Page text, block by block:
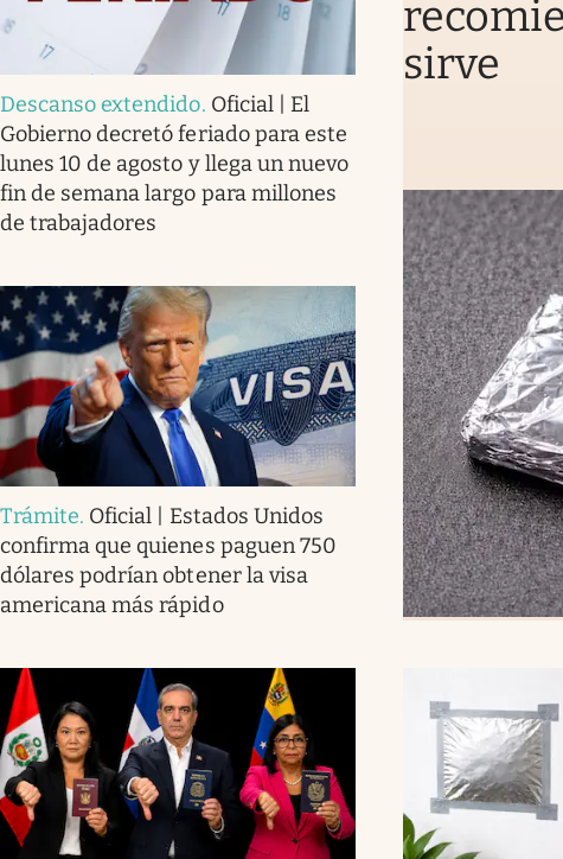
Descanso extendido. Oficial | El
Gobierno decretó feriado para este
lunes 10 de agosto y llega un nuevo
fin de semana largo para millones
de trabajadores
sirve
Trámite. Oficial | Estados Unidos
confirma que quienes paguen 750
dólares podrían obtener la visa
americana más rápido